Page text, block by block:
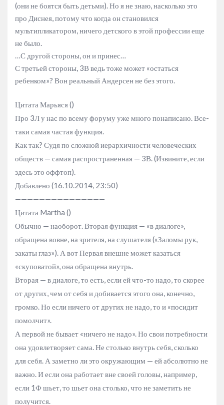
(они не боятся быть детьми). Но я не знаю, насколько это
про Диснея, потому что когда он становился
мультипликатором, ничего детского в этой профессии еще
не было.
…С другой стороны, он и принес…
С третьей стороны, 3В ведь тоже может «остаться
ребенком»? Вон реальный Андерсен не без этого.
Цитата Марьяся ()
Про 3Л у нас по всему форуму уже много понаписано. Все-
таки самая частая функция.
Как так? Судя по сложной иерархичности человеческих
обществ — самая распространенная — 3В. (Извините, если
здесь это оффтоп).
Добавлено (16.10.2014, 23:50)
———————————————
Цитата Martha ()
Обычно — наоборот. Вторая функция — «в диалоге»,
обращена вовне, на зрителя, на слушателя («Заломы рук,
закаты глаз»). А вот Первая внешне может казаться
«скуповатой», она обращена внутрь.
Вторая — в диалоге, то есть, если ей что-то надо, то скорее
от других, чем от себя и добивается этого она, конечно,
громко. Но если ничего от других не надо, то и «посидит
помолчит».
А первой не бывает «ничего не надо». Но свои потребности
она удовлетворяет сама. Не столько внутрь себя, сколько
для себя. А заметно ли это окружающим — ей абсолютно не
важно. И если она работает вне своей головы, например,
если 1Ф шьет, то шьет она столько, что не заметить не
получится.